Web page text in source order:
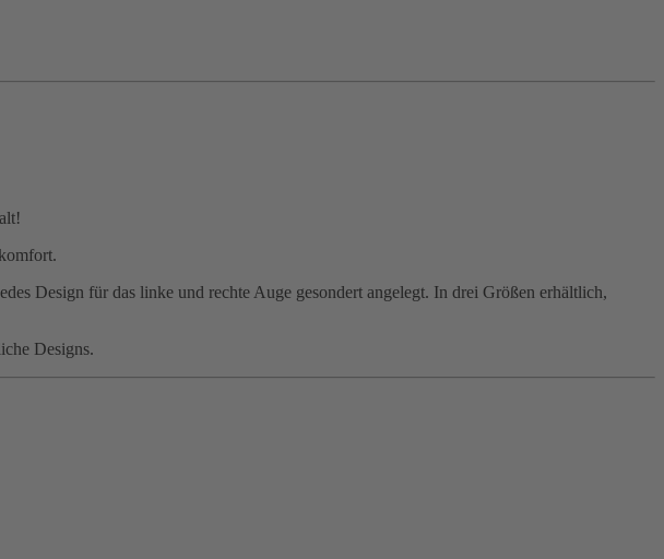
Design für das linke und rechte Auge gesondert angelegt. In drei Größen erhältlich,
Designs.